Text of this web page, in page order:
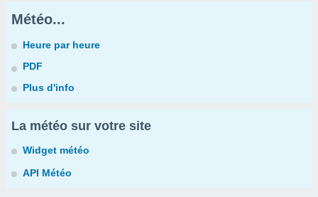
Météo...
Heure par heure
PDF
Plus d'info
La météo sur votre site
Widget météo
API Météo